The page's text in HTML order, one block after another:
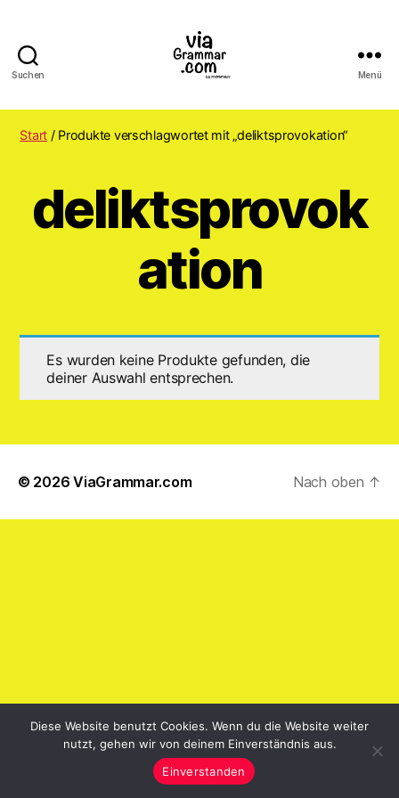
Suchen Menü
Start / Produkte verschlagwortet mit „deliktsprovokation“
deliktsprovok
ation
Es wurden keine Produkte gefunden, die
deiner Auswahl entsprechen.
© 2026ViaGrammar.com Nach oben ↑
Diese Website benutzt Cookies. Wenn du die Website weiter
nutzt, gehen wir von deinem Einverständnis aus.
Einverstanden